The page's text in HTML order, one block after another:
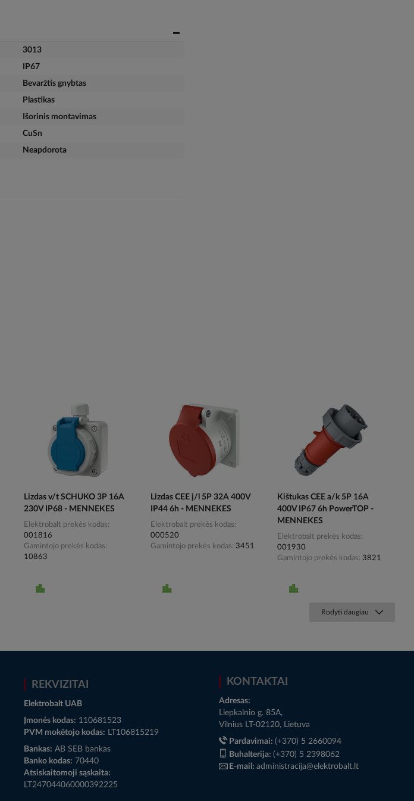
3013
IP67
Bevaržtis gnybtas
Plastikas
Išorinis montavimas
CuSn
Neapdorota
Lizdas v/t SCHUKO 3P 16A
230V IP68 - MENNEKES
Elektrobalt prekės kodas
001816
Gamintojo prekės kodas
10863
Lizdas CEE į/l 5P 32A 400V
IP44 6h - MENNEKES
Elektrobalt prekės kodas
000520
Gamintojo prekės kodas
3451
Kištukas CEE a/k 5P 16A
400V IP67 6h PowerTOP -
MENNEKES
Elektrobalt prekės kodas
001930
Gamintojo prekės kodas
3821
Rodyti daugiau
REKVIZITAI
Elektrobalt UAB
Įmonės kodas: 110681523
PVM mokėtojo kodas: LT106815219
Bankas: AB SEB bankas
Banko kodas: 70440
Atsiskaitomoji sąskaita:
LT247044060000392225
KONTAKTAI
Adresas:
Liepkalnio g. 85A,
Vilnius LT-02120, Lietuva
Pardavimai: (+370) 5 2660094
Buhalterija: (+370) 5 2398062
E-mail: administracija@elektrobalt.lt